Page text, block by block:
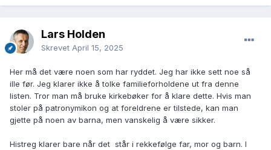
Lars Holden
Skrevet April 15, 2025
Her må det være noen som har ryddet. Jeg har ikke sett noe så
ille før. Jeg klarer ikke å tolke familieforholdene ut fra denne
listen. Tror man må bruke kirkebøker for å klare dette. Hvis man
stoler på patronymikon og at foreldrene er tilstede, kan man
gjette på noen av barna, men vanskelig å være sikker.
Histreg klarer bare når det står i rekkefølge far, mor og barn. I